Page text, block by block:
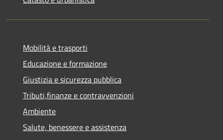
Mobilità e trasporti
Educazione e formazione
Giustizia e sicurezza pubblica
Tributi,finanze e contravvenzioni
Ambiente
Salute, benessere e assistenza